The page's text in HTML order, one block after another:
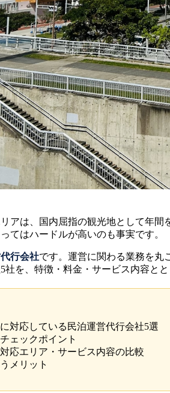
アは、国内屈指の観光地として年
てはハードルが高いのも事実です。
行会社です。運営に関わる業務を丸
を、特徴・料金・サービス内容とと
対応している民泊運営代行会社5選
ェックポイント
応エリア・サービス内容の比較
メリット